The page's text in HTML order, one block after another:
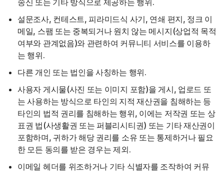
송신 또는 기타 방식으로 제공하는 행위.
설문조사, 컨테스트, 피라미드식 사기, 연쇄 편지, 정크 이
메일, 스팸 또는 중복되거나 원치 않는 메시지(상업적 목적
여부와 관계없음)와 관련하여 커뮤니티 서비스를 이용하
는 행위.
다른 개인 또는 법인을 사칭하는 행위.
사용자 게시물(사진 또는 이미지 포함)을 게시, 업로드 또
는 사용하는 방식으로 타인의 지적 재산권을 침해하는 등
타인의 법적 권리를 침해하는 행위, 이에는 저작권 또는 상
표권 법(사생활권 또는 퍼블리시티권) 또는 기타 재산권이
포함하며, 귀하가 해당 권리를 소유 또는 통제하거나 필요
한 모든 동의를 받은 경우는 제외.
이메일 헤더를 위조하거나 기타 식별자를 조작하여 커뮤